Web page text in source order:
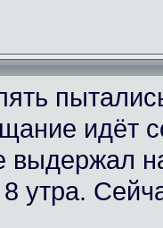
идёт
выдержал
утра.